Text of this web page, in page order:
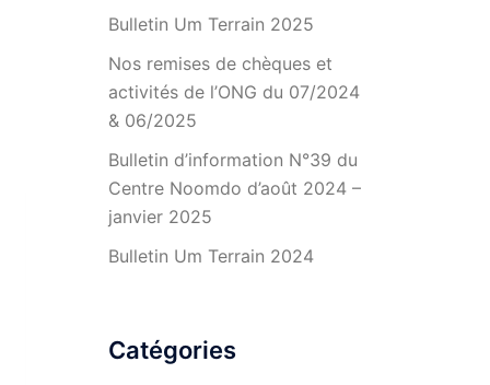
Bulletin Um Terrain 2025
Nos remises de chèques et
activités de l’ONG du 07/2024
& 06/2025
Bulletin d’information N°39 du
Centre Noomdo d’août 2024 –
janvier 2025
Bulletin Um Terrain 2024
Catégories